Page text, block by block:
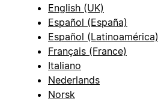
English (UK)
Español (España)
Español (Latinoamérica)
Français (France)
Italiano
Nederlands
Norsk